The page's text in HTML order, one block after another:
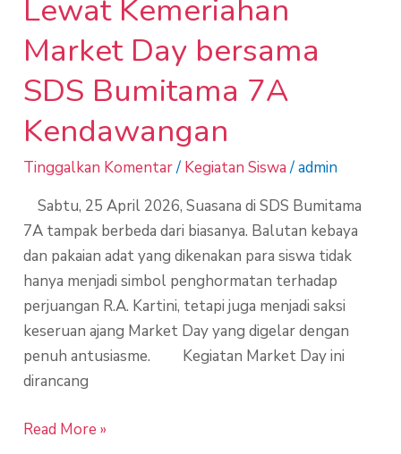
Lewat Kemeriahan
Market Day bersama
SDS Bumitama 7A
Kendawangan
Tinggalkan Komentar/ Kegiatan Siswa/admin
Sabtu, 25 April 2026, Suasana di SDS Bumitama
7A tampak berbeda dari biasanya. Balutan kebaya
dan pakaian adat yang dikenakan para siswa tidak
hanya menjadi simbol penghormatan terhadap
perjuangan R.A. Kartini, tetapi juga menjadi saksi
keseruan ajang Market Day yang digelar dengan
penuh antusiasme. Kegiatan Market Day ini
dirancang
Read More »